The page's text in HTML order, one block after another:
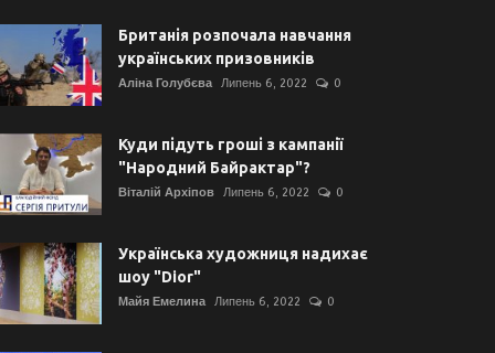
Британія розпочала навчання
українських призовників
Аліна Голубєва Липень 6, 2022 0
Куди підуть гроші з кампанії
"Народний Байрактар"?
Віталій Архіпов Липень 6, 2022 0
Українська художниця надихає
шоу "Dior"
Майя Емелина Липень 6, 2022 0